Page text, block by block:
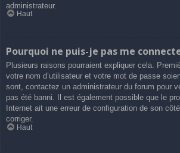
administrateur.
Haut
Pourquoi ne puis-je pas me
Plusieurs raisons pourraient expliquer cela.
votre nom d’utilisateur et votre mot de passe
sont, contactez un administrateur du forum pour
pas été banni. Il est également possible que le
Internet ait une erreur de configuration de son
corriger.
Haut